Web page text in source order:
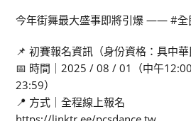
今年街舞最大盛事即將引爆 —— #全
📌 初賽報名資訊（身份資格：具中華
📅 時間｜2025 / 08 / 01（中午
23:59）
📍 方式｜全程線上報名